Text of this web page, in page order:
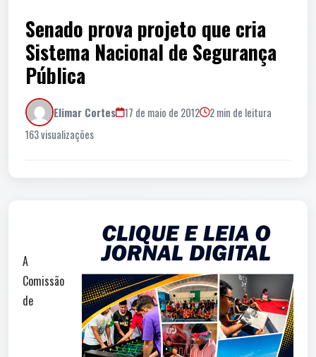
Senado prova projeto que cria
Sistema Nacional de Segurança
Pública
Elimar Cortes 17 de maio de 2012
2 min de leitura
163 visualizações
A
Comissão
de